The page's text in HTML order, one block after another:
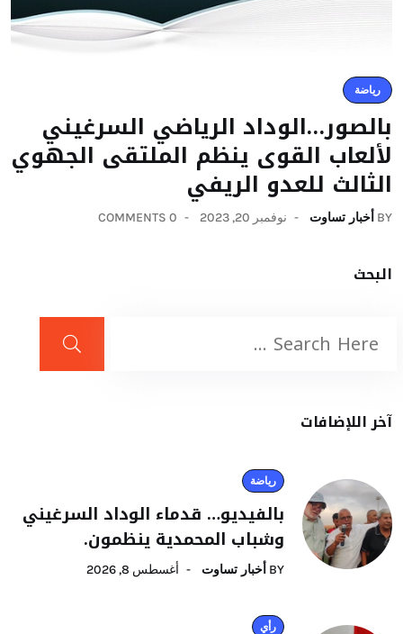
رياضة
بالصور…الوداد الرياضي السرغيني
لألعاب القوى ينظم الملتقى الجهوي
الثالث للعدو الريفي
BY أخبار تساوت نوفمبر 20, 2023 0 COMMENTS
البحث
آخر اللإضافات
رياضة
بالفيديو… قدماء الوداد السرغيني
وشباب المحمدية ينظمون.
BY أخبار تساوت أغسطس 8, 2026
رأي